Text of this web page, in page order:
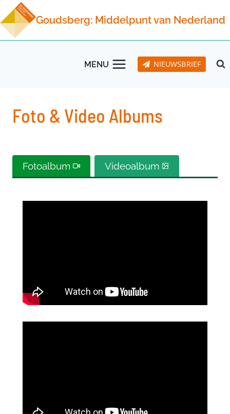
Doorgaan
naar
inhoud
Goudsberg: Middelpunt van Nederland
MENU NIEUWSBRIEF
Foto & Video Albums
Fotoalbum Videoalbum